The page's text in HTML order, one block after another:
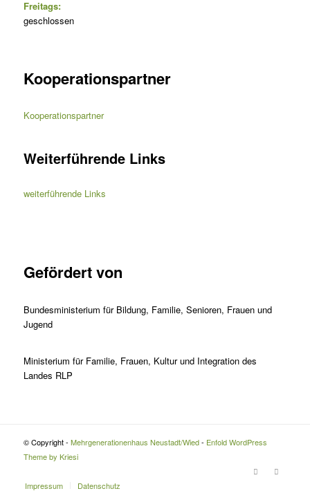
Freitags:
geschlossen
Kooperationspartner
Kooperationspartner
Weiterführende Links
weiterführende Links
Gefördert von
Bundesministerium für Bildung, Familie, Senioren, Frauen und
Jugend
Ministerium für Familie, Frauen, Kultur und Integration des
Landes RLP
© Copyright - Mehrgenerationenhaus Neustadt/Wied- Enfold WordPress
Theme by Kriesi
Impressum Datenschutz